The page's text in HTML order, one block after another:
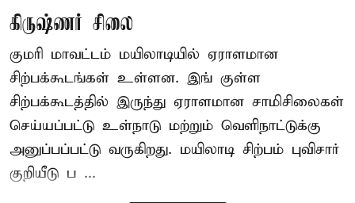
கிருஷ்ணர் சிலை
குமரி மாவட்டம் மயிலாடியில் ஏராளமான
சிற்பக்கூடங்கள் உள்ளன. இங் குள்ள
சிற்பக்கூடத்தில் இருந்து ஏராளமான சாமிசிலைகள்
செய்யப்பட்டு உள்நாடு மற்றும் வெளிநாட்டுக்கு
அனுப்பப்பட்டு வருகிறது. மயிலாடி சிற்பம் புவிசார்
குறியீடு ப ...